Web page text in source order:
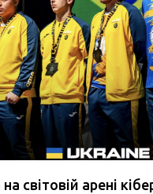
світовій арені